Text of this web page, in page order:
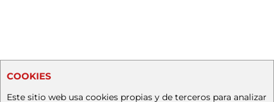
COOKIES
Este sitio web usa cookies propias y de terceros para analizar